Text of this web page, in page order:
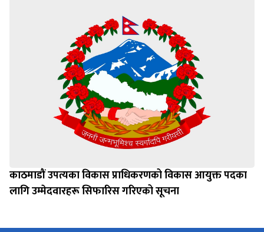
काठमाडौं उपत्यका विकास प्राधिकरणको विकास आयुक्त पदका
लागि उम्मेदवारहरू सिफारिस गरिएको सूचना